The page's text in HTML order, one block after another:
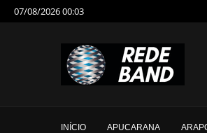
07/08/2026 00:03
INÍCIO APUCARANA